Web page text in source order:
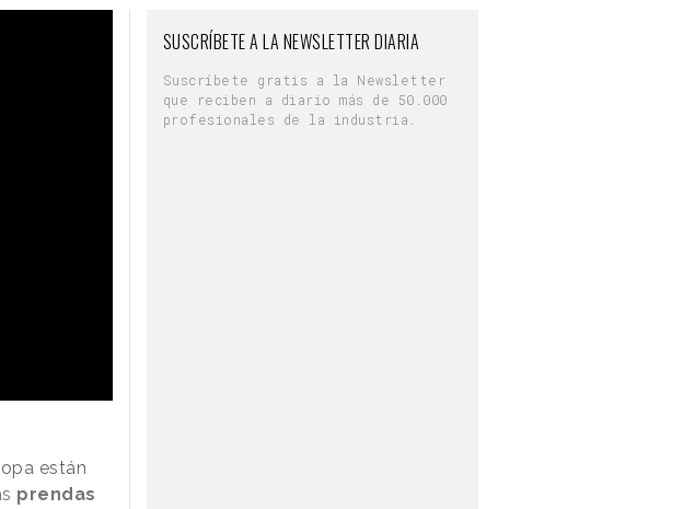
están
prendas
SUSCRÍBETE A LA NEWSLETTER DIARIA
Suscríbete gratis a la Newsletter
que reciben a diario más de 50.000
profesionales de la industria.